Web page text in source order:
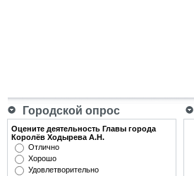
Городской опрос
Оцените деятельность Главы города
Королёв Ходырева А.Н.
Отлично
Хорошо
Удовлетворительно